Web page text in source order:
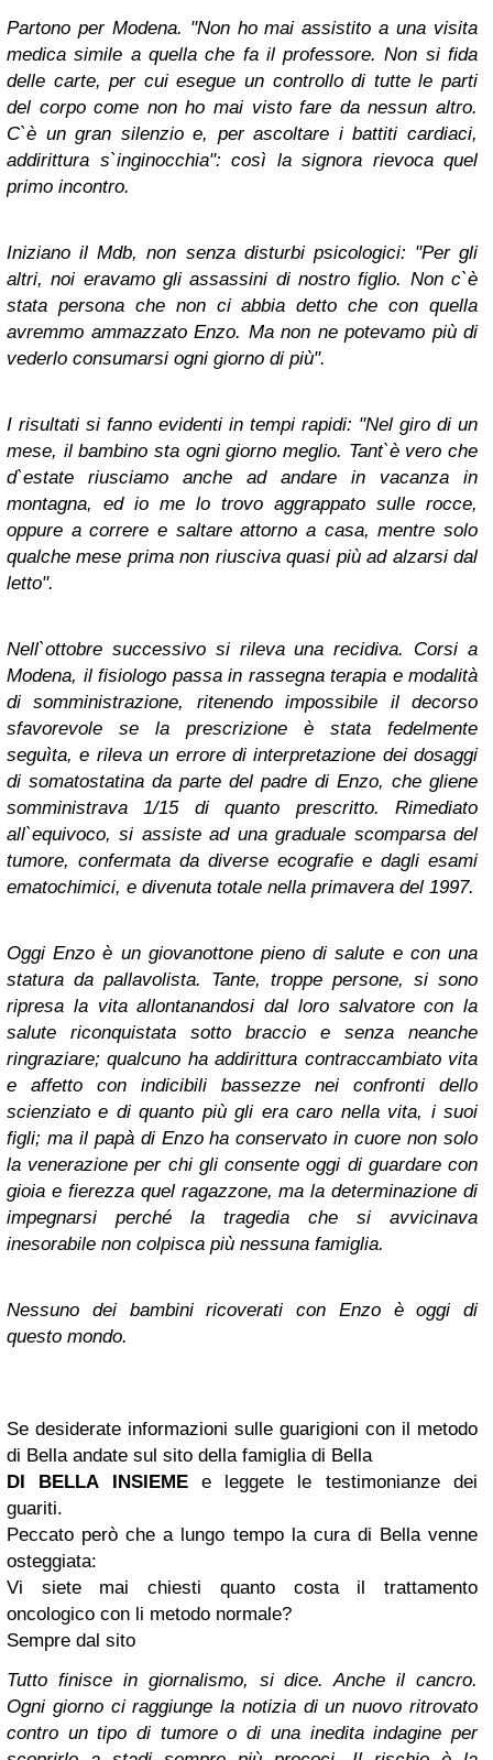
Partono per Modena. "Non ho mai assistito a una visita
medica simile a quella che fa il professore. Non si fida
delle carte, per cui esegue un controllo di tutte le parti
del corpo come non ho mai visto fare da nessun altro.
C`è un gran silenzio e, per ascoltare i battiti cardiaci,
addirittura s`inginocchia": così la signora rievoca quel
primo incontro.
Iniziano il Mdb, non senza disturbi psicologici: "Per gli
altri, noi eravamo gli assassini di nostro figlio. Non c`è
stata persona che non ci abbia detto che con quella
avremmo ammazzato Enzo. Ma non ne potevamo più di
vederlo consumarsi ogni giorno di più".
I risultati si fanno evidenti in tempi rapidi: "Nel giro di un
mese, il bambino sta ogni giorno meglio. Tant`è vero che
d`estate riusciamo anche ad andare in vacanza in
montagna, ed io me lo trovo aggrappato sulle rocce,
oppure a correre e saltare attorno a casa, mentre solo
qualche mese prima non riusciva quasi più ad alzarsi dal
letto".
Nell`ottobre successivo si rileva una recidiva. Corsi a
Modena, il fisiologo passa in rassegna terapia e modalità
di somministrazione, ritenendo impossibile il decorso
sfavorevole se la prescrizione è stata fedelmente
seguìta, e rileva un errore di interpretazione dei dosaggi
di somatostatina da parte del padre di Enzo, che gliene
somministrava 1/15 di quanto prescritto. Rimediato
all`equivoco, si assiste ad una graduale scomparsa del
tumore, confermata da diverse ecografie e dagli esami
ematochimici, e divenuta totale nella primavera del 1997.
Oggi Enzo è un giovanottone pieno di salute e con una
statura da pallavolista. Tante, troppe persone, si sono
ripresa la vita allontanandosi dal loro salvatore con la
salute riconquistata sotto braccio e senza neanche
ringraziare; qualcuno ha addirittura contraccambiato vita
e affetto con indicibili bassezze nei confronti dello
scienziato e di quanto più gli era caro nella vita, i suoi
figli; ma il papà di Enzo ha conservato in cuore non solo
la venerazione per chi gli consente oggi di guardare con
gioia e fierezza quel ragazzone, ma la determinazione di
impegnarsi perché la tragedia che si avvicinava
inesorabile non colpisca più nessuna famiglia.
Nessuno dei bambini ricoverati con Enzo è oggi di
questo mondo.
Se desiderate informazioni sulle guarigioni con il metodo
di Bella andate sul sito della famiglia di Bella
DI BELLA INSIEMEe leggete le testimonianze dei
guariti.
Peccato però che a lungo tempo la cura di Bella venne
osteggiata:
Vi siete mai chiesti quanto costa il trattamento
oncologico con li metodo normale?
Sempre dal sito
Tutto finisce in giornalismo, si dice. Anche il cancro.
Ogni giorno ci raggiunge la notizia di un nuovo ritrovato
contro un tipo di tumore o di una inedita indagine per